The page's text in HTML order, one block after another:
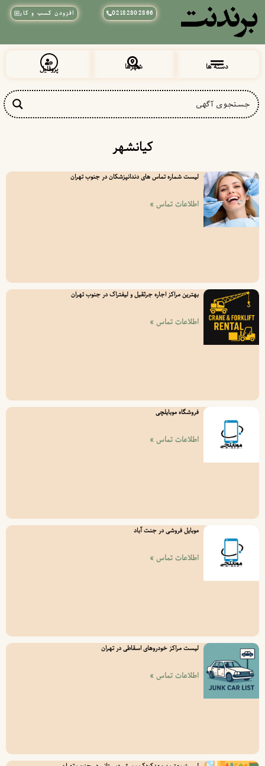
02182802866 افزودن کسب و کار
دسته ها شهرها پروفایل
کیانشهر
لیست شماره تماس های دندانپزشکان در جنوب تهران
اطلاعات تماس »
بهترین مراکز اجاره جرثقیل و لیفتراک در جنوب تهران
اطلاعات تماس »
فروشگاه موبایلچی
اطلاعات تماس »
موبایل فروشی در جنت آباد
اطلاعات تماس »
لیست مراکز خودروهای اسقاطی در تهران
اطلاعات تماس »